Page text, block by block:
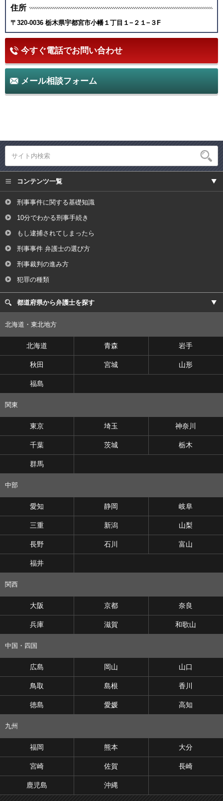
住所
〒320-0036 栃木県宇都宮市小幡１丁目１−２１−３F
今すぐ電話でお問い合わせ
メール相談フォーム
コンテンツ一覧
刑事事件に関する基礎知識
10分でわかる刑事手続き
もし逮捕されてしまったら
刑事事件 弁護士の選び方
刑事裁判の進み方
犯罪の種類
都道府県から弁護士を探す
北海道・東北地方
北海道 青森 岩手
秋田 宮城 山形
福島
関東
東京 埼玉 神奈川
千葉 茨城 栃木
群馬
中部
愛知 静岡 岐阜
三重 新潟 山梨
長野 石川 富山
福井
関西
大阪 京都 奈良
兵庫 滋賀 和歌山
中国・四国
広島 岡山 山口
鳥取 島根 香川
徳島 愛媛 高知
九州
福岡 熊本 大分
宮崎 佐賀 長崎
鹿児島 沖縄